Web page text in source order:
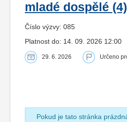
mladé dospělé (4)
Číslo výzvy: 085
Platnost do: 14. 09. 2026 12:00
29. 6. 2026 Určeno
Pokud je tato stránka